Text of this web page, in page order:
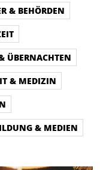
& BEHÖRDEN
ÜBERNACHTEN
& MEDIZIN
& MEDIEN